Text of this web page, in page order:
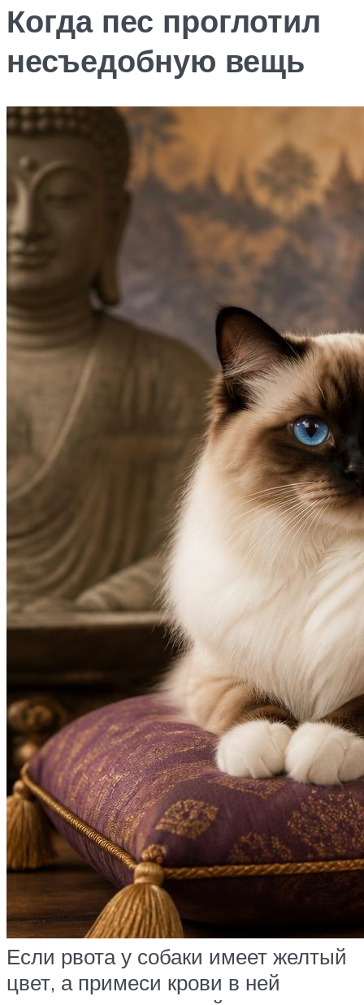
Когда пес проглотил
несъедобную вещь
Если рвота у собаки имеет желтый
цвет, а примеси крови в ней